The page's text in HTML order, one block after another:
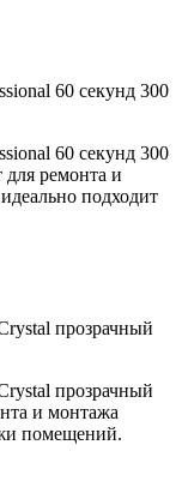
60 секунд 300
60 секунд 300
ремонта и
подходит
прозрачный
прозрачный
и монтажа
помещений.